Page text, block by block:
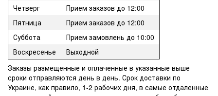
Четверг
Прием заказов до 12:00
Пятница
Прием заказов до 12:00
Суббота
Прием замовлень до 10:00
Воскресенье
Выходной
Заказы размещенные и оплаченные в указанные выше
сроки отправляются день в день. Срок доставки по
Украине, как правило, 1-2 рабочих дня, в самые отдаленные